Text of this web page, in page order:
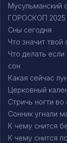
Мусульманский
ГОРОСКОП 2025
Сны сегодня
Что значит
Что делать
сон
Какая сейчас
Церковный
Стричь ногти во
Сонник угнали
К чему снится
К чему снится